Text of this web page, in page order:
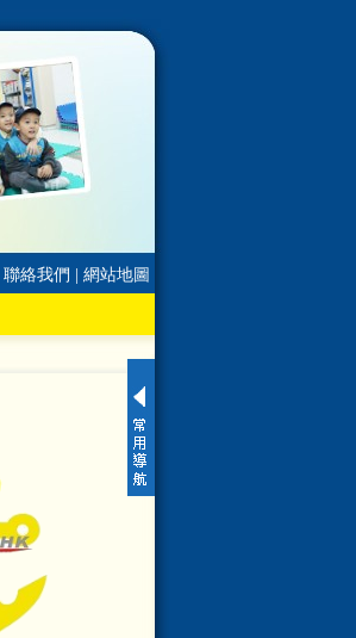
聯絡我們 網站地圖